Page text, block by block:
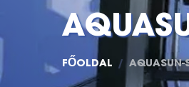
FŐOLDAL AQUASUN-